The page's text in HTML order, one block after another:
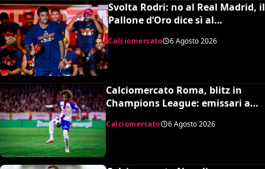
Svolta Rodri: no al Real Madrid, il
Pallone d’Oro dice sì al
Barcellona per 50 milioni
Calciomercato 6 Agosto 2026
Calciomercato Roma, blitz in
Champions League: emissari a
Calciomercato 6 Agosto 2026